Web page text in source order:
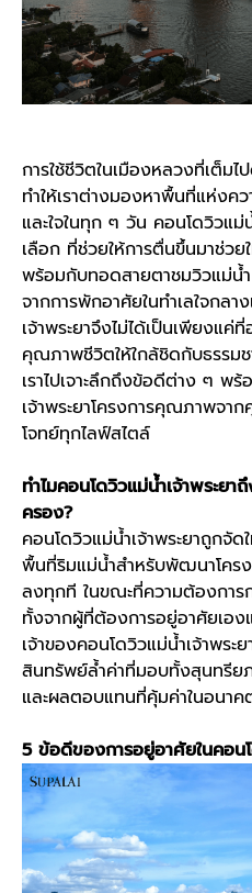
การใช้ชีวิตในเมืองหลวงที่เต็มไ
ทำให้เราต่างมองหาพื้นที่แห่งค
และใจในทุก ๆ วัน คอนโดวิวแม่
เลือก ที่ช่วยให้การตื่นขึ้นมาช่
พร้อมกับทอดสายตาชมวิวแม่น้
จากการพักอาศัยในทำเลใจกลา
เจ้าพระยาจึงไม่ได้เป็นเพียงแค่
คุณภาพชีวิตให้ใกล้ชิดกับธรรม
เราไปเจาะลึกถึงข้อดีต่าง ๆ พ
เจ้าพระยาโครงการคุณภาพจาก
โจทย์ทุกไลฟ์สไตล์
ทำไมคอนโดวิวแม่น้ำเจ้าพระยาถึ
ครอง?
คอนโดวิวแม่น้ำเจ้าพระยาถูกจัด
พื้นที่ริมแม่น้ำสำหรับพัฒนาโคร
ลงทุกที ในขณะที่ความต้องกา
ทั้งจากผู้ที่ต้องการอยู่อาศัยเอง
เจ้าของคอนโดวิวแม่น้ำเจ้าพระย
สินทรัพย์ล้ำค่าที่มอบทั้งสุนทรียภ
และผลตอบแทนที่คุ้มค่าในอนาค
5 ข้อดีของการอยู่อาศัยในคอน